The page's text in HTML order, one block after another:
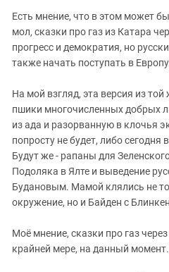
Есть мнение, что в этом может
мол, сказки про газ из Катара
прогресс и демократия, но
также начать поступать в
На мой взгляд, эта версия из
пшики многочисленных добрых
из ада и разорванную в клочья
попросту не будет, либо сегодня
Будут же - рапаны для
Подоляка в Ялте и выведение
Будановым. Мамой клялись не
окружение, но и Байден с
Моё мнение, сказки про газ
крайней мере, на данный момент.